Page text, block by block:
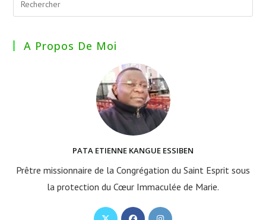
A Propos De Moi
PATA ETIENNE KANGUE ESSIBEN
Prêtre missionnaire de la Congrégation du Saint Esprit sous
la protection du Cœur Immaculée de Marie.
S’ouvreS’ouvreS’ouvre